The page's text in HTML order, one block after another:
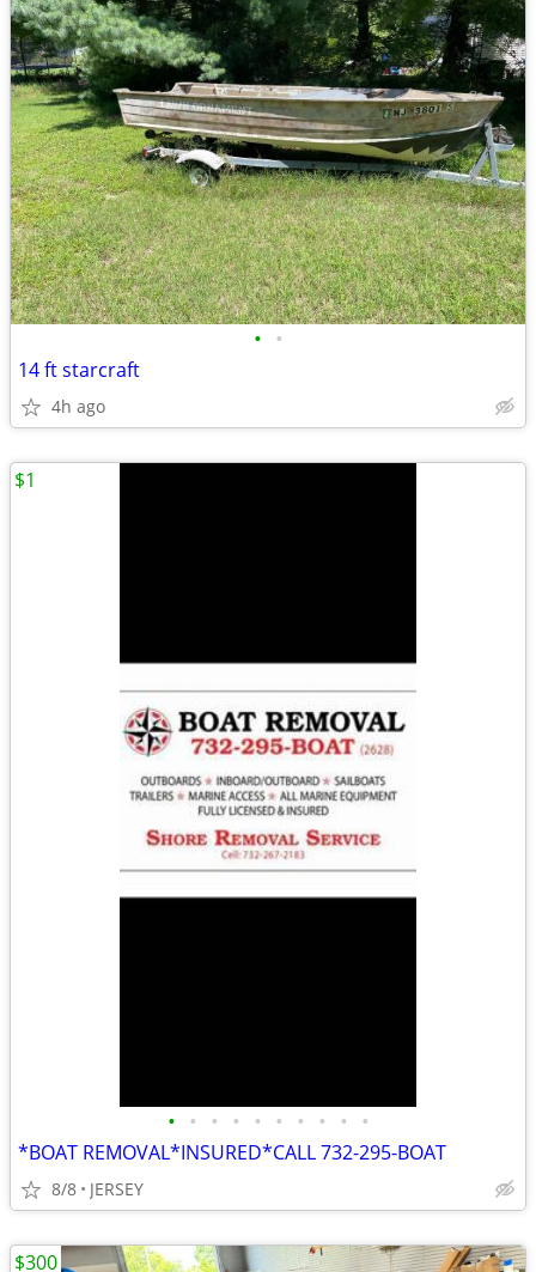
• •
14 ft starcraft
4h ago
• • • • • • • • • •
*BOAT REMOVAL*INSURED*CALL 732-295-BOAT
8/8 JERSEY
$1
$300